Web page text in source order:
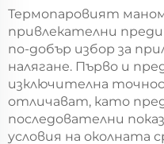
Термопаровият
привлекателни
по-добър избор за
налягане. Първо и
изключителна
отличават, като
последователни
условия на околната